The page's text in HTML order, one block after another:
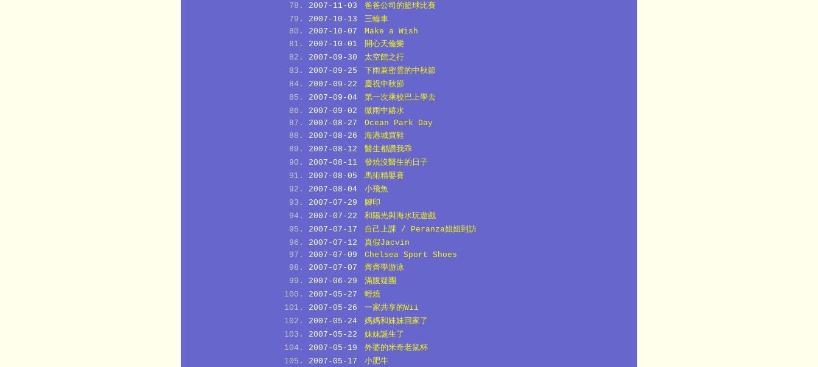
2007-11-03
爸爸公司的籃球比賽
2007-10-13
三輪車
2007-10-07
Make a Wish
2007-10-01
開心天倫樂
2007-09-30
太空館之行
2007-09-25
下雨兼密雲的中秋節
2007-09-22
慶祝中秋節
2007-09-04
第一次乘校巴上學去
2007-09-02
微雨中嬉水
2007-08-27
Ocean Park Day
2007-08-26
海港城買鞋
2007-08-12
醫生都讚我乖
2007-08-11
發燒沒醫生的日子
2007-08-05
馬術精嬰賽
2007-08-04
小飛魚
2007-07-29
腳印
2007-07-22
和陽光與海水玩遊戲
2007-07-17
自己上課 / Peranza姐姐到訪
2007-07-12
真假Jacvin
2007-07-09
Chelsea Sport Shoes
2007-07-07
齊齊學游泳
2007-06-29
滿腹疑團
2007-05-27
輕燒
2007-05-26
一家共享的Wii
2007-05-24
媽媽和妹妹回家了
2007-05-22
妹妹誕生了
2007-05-19
外婆的米奇老鼠杯
2007-05-17
小肥牛